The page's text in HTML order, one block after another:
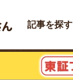
記事を探す